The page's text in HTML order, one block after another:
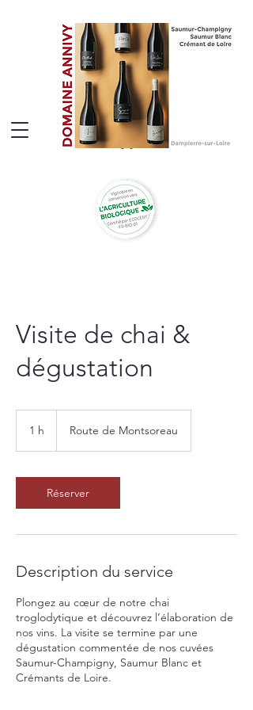
Visite de chai &
dégustation
1 h Route de Montsoreau
Réserver
Description du service
Plongez au cœur de notre chai
troglodytique et découvrez l’élaboration de
nos vins. La visite se termine par une
dégustation commentée de nos cuvées
Saumur-Champigny, Saumur Blanc et
Crémants de Loire.